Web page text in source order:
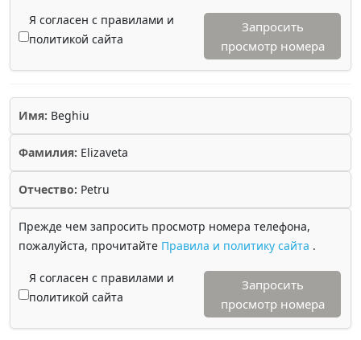
Я согласен с правилами и
политикой сайта
Запросить
просмотр номера
Имя: Beghiu
Фамилия: Elizaveta
Отчество: Petru
Прежде чем запросить просмотр номера телефона,
пожалуйста, прочитайте Правила и политику сайта .
Я согласен с правилами и
политикой сайта
Запросить
просмотр номера